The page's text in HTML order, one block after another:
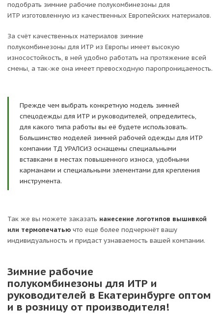
подобрать зимние рабочие полукомбинезоны для
ИТР изготовленную из качественных Европейских материалов.
За счёт качественных материалов зимние
полукомбинезоны для ИТР из Европы имеет высокую
износостойкость, в ней удобно работать на протяжение всей
смены, а так-же она имеет превосходную паропроницаемость.
Прежде чем выбрать конкретную модель зимней
спецодежды для ИТР и руководителей, определитесь,
для какого типа работы вы её будете использовать.
Большинство моделей зимней рабочей одежды для ИТР
компании ТД УРАЛСИЗ оснащены специальными
вставками в местах повышенного износа, удобными
карманами и специальными элементами для крепления
инструмента.
Так же вы можете заказать нанесение логотипов вышивкой
или термопечатью что еще более подчеркнёт вашу
индивидуальность и придаст узнаваемость вашей компании.
Зимние рабочие
полукомбинезоны для ИТР и
руководителей в Екатеринбурге оптом
и в розницу от производителя!